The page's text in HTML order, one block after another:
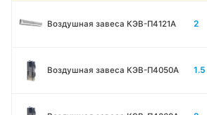
Воздушная завеса КЭВ-П4121A 2
Воздушная завеса КЭВ-П4050A 1.5